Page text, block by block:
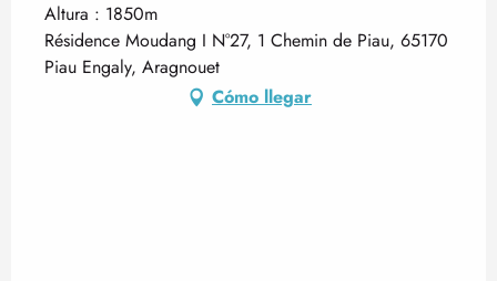
Altura : 1850m
Résidence Moudang I N°27, 1 Chemin de Piau, 65170
Piau Engaly, Aragnouet
Cómo llegar